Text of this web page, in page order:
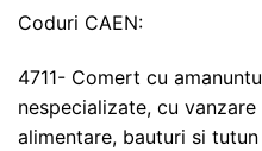
Coduri CAEN:
4711- Comert cu
nespecializate, cu
alimentare, bauturi si tutun